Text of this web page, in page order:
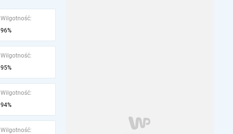
Wilgotność:
96%
Wilgotność:
95%
Wilgotność:
94%
Wilgotność: